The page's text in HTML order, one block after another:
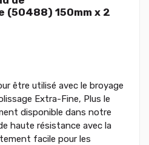
(50488) 150mm x 2
être utilisé avec le broyage
Extra-Fine, Plus le
disponible dans notre
haute résistance avec la
facile pour les